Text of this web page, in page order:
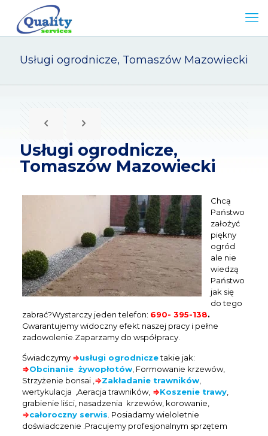
Usługi ogrodnicze, Tomaszów Mazowiecki
Usługi ogrodnicze,
Tomaszów Mazowiecki
Chcą
Państwo
założyć
piękny
ogród
ale nie
wiedzą
Państwo
jak się
do tego
zabrać?Wystarczy jeden telefon: 690- 395-138.
Gwarantujemy widoczny efekt naszej pracy i pełne
zadowolenie.Zaparzamy do współpracy.
Świadczymy ⇒usługi ogrodniczetakie jak:
⇒Obcinanie żywopłotów, Formowanie krzewów,
Strzyżenie bonsai , ⇒Zakładanie trawników,
wertykulacja ,Aeracja trawników, ⇒Koszenie trawy,
grabienie liści, nasadzenia krzewów, korowanie,
⇒całoroczny serwis . Posiadamy wieloletnie
doświadczenie .Pracujemy profesjonalnym sprzętem